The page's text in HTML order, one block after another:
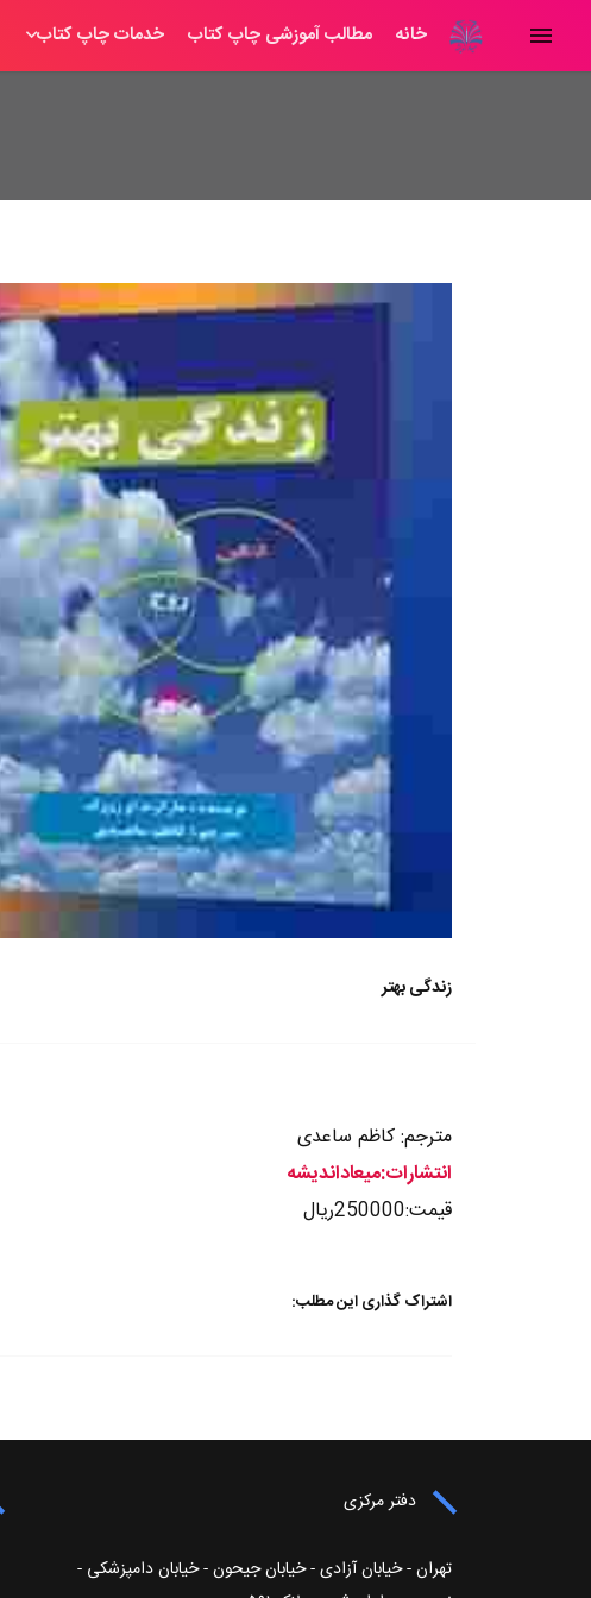
خانه مطالب آموزشی چاپ کتاب خدمات چاپ کتاب
زندگی بهتر
مترجم: کاظم ساعدی
انتشارات:میعاداندیشه
قیمت:250000ریال
اشتراک گذاری این مطلب:
دفتر مرکزی
تهران - خیابان آزادی - خیابان جیحون - خیابان دامپزشکی -